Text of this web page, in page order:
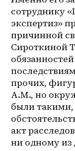
сотруднику
экспертиз»
причинной
Сироткиной
прочих,
А.М., но
были такими,
акт
ни одному из